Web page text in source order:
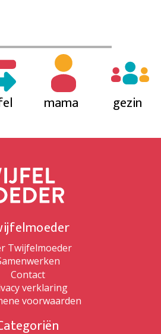
mama gezin
Twijfelmoeder
Contact
verklaring
voorwaarden